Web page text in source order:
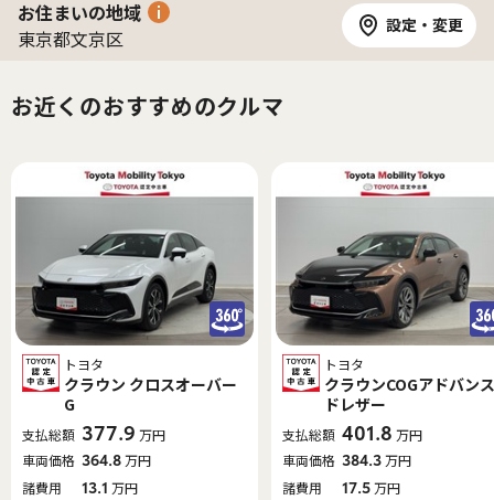
お住まいの地域
東京都文京区
設定・変更
お近くのおすすめのクルマ
トヨタ
クラウン クロスオーバー
G
支払総額 377.9 万円
車両価格 364.8万円
諸費用
13.1 万円
トヨタ
クラウンCOGアドバンス
ドレザー
支払総額 401.8 万円
車両価格 384.3万円
諸費用
17.5万円